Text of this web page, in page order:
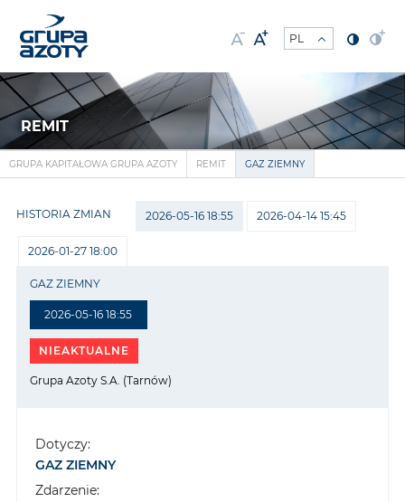
REMIT
GRUPA KAPITAŁOWA GRUPA AZOTY REMIT GAZ ZIEMNY
HISTORIA ZMIAN 2026-05-16 18:55 2026-04-14 15:45
2026-01-27 18:00
2026-05-16 18:55
GAZ ZIEMNY
NIEAKTUALNE
Grupa Azoty S.A. (Tarnów)
Dotyczy:
GAZ ZIEMNY
Zdarzenie: